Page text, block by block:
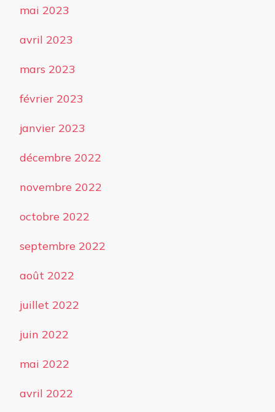
mai 2023
avril 2023
mars 2023
février 2023
janvier 2023
décembre 2022
novembre 2022
octobre 2022
septembre 2022
août 2022
juillet 2022
juin 2022
mai 2022
avril 2022